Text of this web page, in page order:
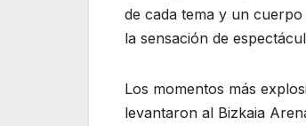
de cada tema y un cuerpo
la sensación de
Los momentos más
levantaron al Bizkaia